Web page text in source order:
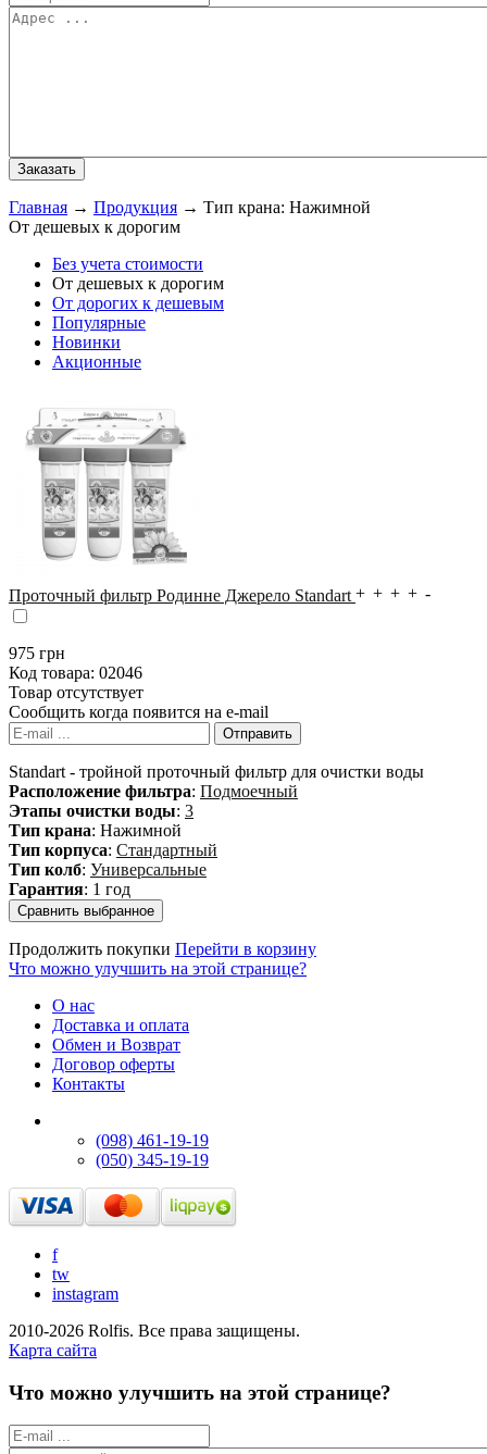
Главная → Продукция → Тип крана: Нажимной
От дешевых к дорогим
Без учета стоимости
От дешевых к дорогим
От дорогих к дешевым
Популярные
Новинки
Акционные
Проточный фильтр Родинне Джерело Standart
975 грн
Код товара: 02046
Товар отсутствует
Сообщить когда появится на e-mail
Standart - тройной проточный фильтр для очистки воды
Расположение фильтра: Подмоечный
Этапы очистки воды: 3
Тип крана: Нажимной
Тип корпуса: Стандартный
Тип колб: Универсальные
Гарантия: 1 год
Продолжить покупки Перейти в корзину
Что можно улучшить на этой странице?
О нас
Доставка и оплата
Обмен и Возврат
Договор оферты
Контакты
(098) 461-19-19
(050) 345-19-19
f
tw
instagram
2010-2026 Rolfis. Все права защищены.
Карта сайта
Что можно улучшить на этой странице?